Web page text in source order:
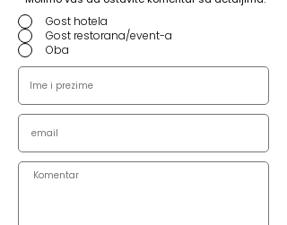
Gost hotela
Gost restorana/event-a
Oba